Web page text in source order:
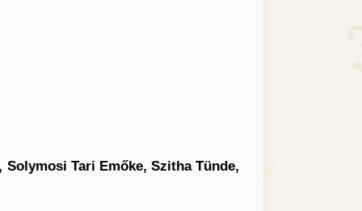
Tari Emőke, Szitha Tünde,